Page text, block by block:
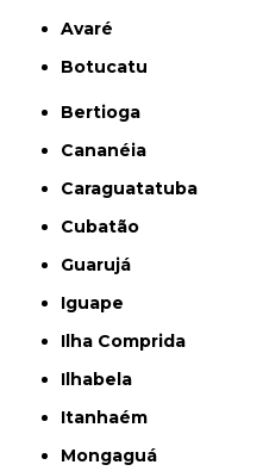
Avaré
Botucatu
Bertioga
Cananéia
Caraguatatuba
Cubatão
Guarujá
Iguape
Ilha Comprida
Ilhabela
Itanhaém
Mongaguá